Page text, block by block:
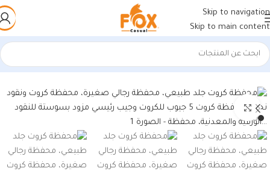
Skip to navigation
Skip to main content
الرئيسية/منتجات جلد طبيعي/كراتة جلد طبيعي
اضغط للتكبير